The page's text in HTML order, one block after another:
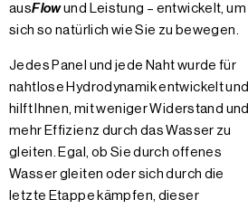
ausFlowund Leistung – entwickelt, um
sich so natürlich wie Sie zu bewegen.
Jedes Panel und jede Naht wurde für
nahtlose Hydrodynamik entwickelt und
hilft Ihnen, mit weniger Widerstand und
mehr Effizienz durch das Wasser zu
gleiten. Egal, ob Sie durch offenes
Wasser gleiten oder sich durch die
letzte Etappe kämpfen, dieser